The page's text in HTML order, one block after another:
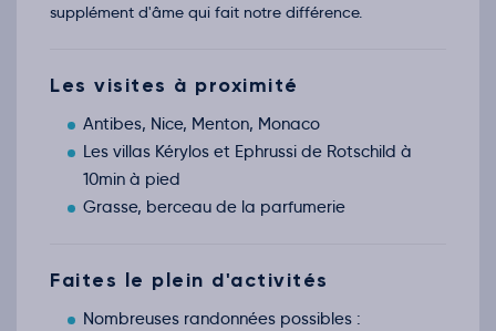
supplément d'âme qui fait notre différence.
Les visites à proximité
Antibes, Nice, Menton, Monaco
Les villas Kérylos et Ephrussi de Rotschild à
10min à pied
Grasse, berceau de la parfumerie
Faites le plein d'activités
Nombreuses randonnées possibles :